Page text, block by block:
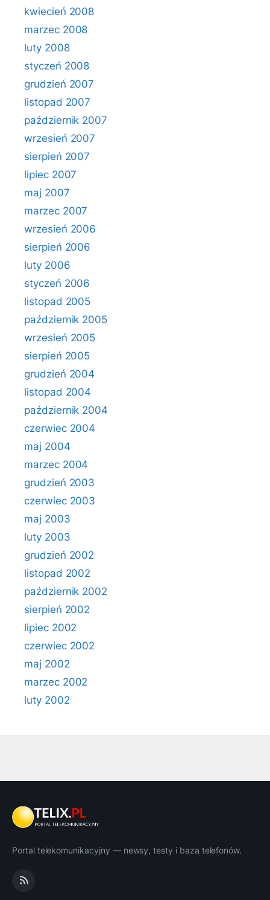
kwiecień 2008
marzec 2008
luty 2008
styczeń 2008
grudzień 2007
listopad 2007
październik 2007
wrzesień 2007
sierpień 2007
lipiec 2007
maj 2007
marzec 2007
wrzesień 2006
sierpień 2006
luty 2006
styczeń 2006
listopad 2005
październik 2005
wrzesień 2005
sierpień 2005
grudzień 2004
listopad 2004
październik 2004
czerwiec 2004
maj 2004
marzec 2004
grudzień 2003
czerwiec 2003
maj 2003
luty 2003
grudzień 2002
listopad 2002
październik 2002
sierpień 2002
lipiec 2002
czerwiec 2002
maj 2002
marzec 2002
luty 2002
Portal telekomunikacyjny — newsy, testy i baza telefonów.